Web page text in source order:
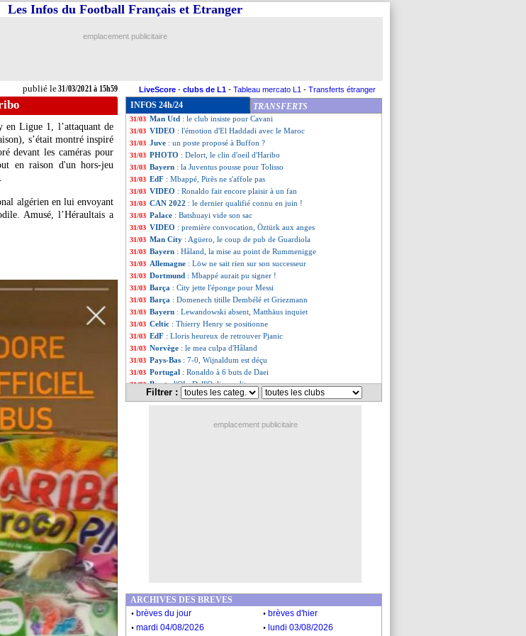
publié le31/03/2021 à 15h59
Les Infos du Football Français et Etranger
emplacement publicitaire
LiveScore - clubs de L1 - Tableau mercato L1 - Transferts étranger
en Ligue 1, l’attaquant de
s’était montré inspiré
devant les caméras pour
en raison d'un hors-jeu
algérien en lui envoyant
Amusé, l’Héraultais a
INFOS 24h/24 TRANSFERTS
31/03 CdM 2022: Bosnie-France, les compos
31/03 Rennes
31/03 Allemagne: Kroos se paie le Qatar
31/03 Chelsea: Mendy n'était pas le premier choix
31/03 Man Utd : le club insiste pour Cavani
31/03 VIDEO : l'émotion d'El Haddadi avec le Maroc
31/03 Juve : un poste proposé à Buffon ?
31/03 PHOTO : Delort, le clin d'oeil d'Haribo
31/03 Bayern : la Juventus pousse pour Tolisso
31/03 EdF : Mbappé, Pirès ne s'affole pas
31/03 VIDEO : Ronaldo fait encore plaisir à un fan
31/03 CAN 2022 : le dernier qualifié connu en juin !
31/03 Palace : Batshuayi vide son sac
31/03 VIDEO : première convocation, Öztürk aux anges
31/03 Man City : Agüero, le coup de pub de Guardiola
31/03 Bayern : Håland, la mise au point de Rummenigge
31/03 Allemagne : Löw ne sait rien sur son successeur
31/03 Dortmund : Mbappé aurait pu signer !
31/03 Barça : City jette l'éponge pour Messi
31/03 Barça : Domenech titille Dembélé et Griezmann
31/03 Bayern : Lewandowski absent, Matthäus inquiet
31/03 Celtic : Thierry Henry se positionne
31/03 EdF : Lloris heureux de retrouver Pjanic
31/03 Norvège : le mea culpa d'Håland
31/03 Pays-Bas : 7-0, Wijnaldum est déçu
31/03 Portugal : Ronaldo à 6 buts de Daei
31/03 Brest: l'OL, Dall'Oglio ne dit pas non
EdF: la clé pour Lloris contre la Bosnie
: Danilo touché au mollet
Filtrer :
emplacement publicitaire
ARCHIVES DES BREVES
. brèves du jour . brèves d'hier
. mardi 04/08/2026 . lundi 03/08/2026